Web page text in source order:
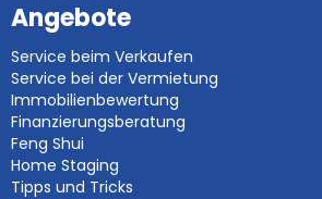
Angebote
Service beim Verkaufen
Service bei der Vermietung
Immobilienbewertung
Finanzierungsberatung
Feng Shui
Home Staging
Tipps und Tricks